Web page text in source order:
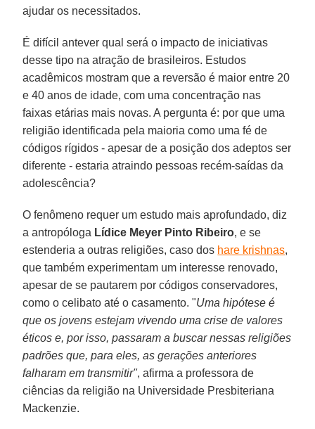
ajudar os necessitados.
É difícil antever qual será o impacto de iniciativas
desse tipo na atração de brasileiros. Estudos
acadêmicos mostram que a reversão é maior entre 20
e 40 anos de idade, com uma concentração nas
faixas etárias mais novas. A pergunta é: por que uma
religião identificada pela maioria como uma fé de
códigos rígidos - apesar de a posição dos adeptos ser
diferente - estaria atraindo pessoas recém-saídas da
adolescência?
O fenômeno requer um estudo mais aprofundado, diz
a antropóloga Lídice Meyer Pinto Ribeiro, e se
estenderia a outras religiões, caso dos hare krishnas,
que também experimentam um interesse renovado,
apesar de se pautarem por códigos conservadores,
como o celibato até o casamento. "Uma hipótese é
que os jovens estejam vivendo uma crise de valores
éticos e, por isso, passaram a buscar nessas religiões
padrões que, para eles, as gerações anteriores
falharam em transmitir", afirma a professora de
ciências da religião na Universidade Presbiteriana
Mackenzie.